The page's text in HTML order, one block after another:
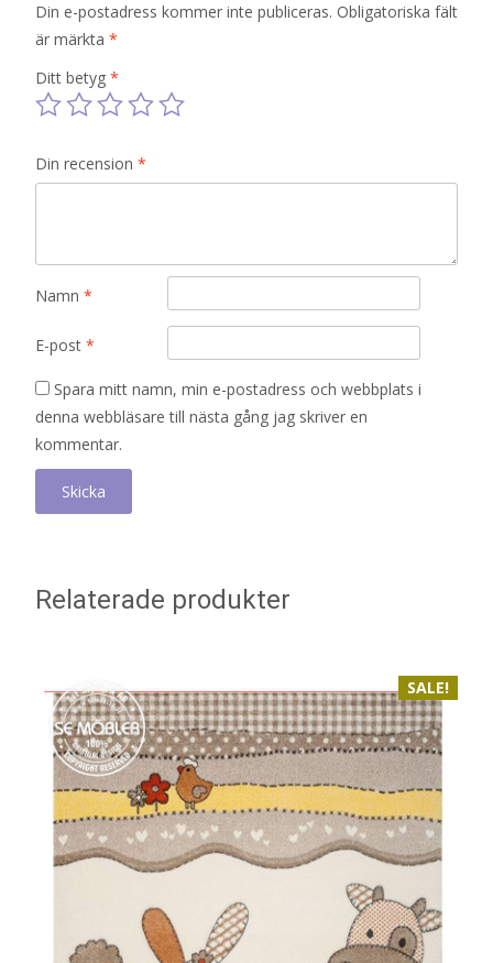
Din e-postadress kommer inte publiceras. Obligatoriska fält
är märkta *
Ditt betyg *
Din recension *
Namn *
E-post *
Spara mitt namn, min e-postadress och webbplats i
denna webbläsare till nästa gång jag skriver en
kommentar.
Relaterade produkter
SALE!